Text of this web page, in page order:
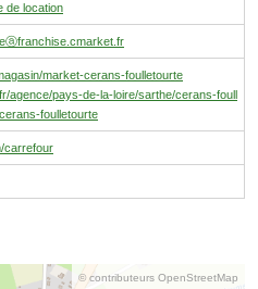
de location
market-cerans-foulletourte
agence/pays-de-la-loire/sarthe/cerans-foull
foulletourte
carrefour
© contributeurs OpenStreetMap